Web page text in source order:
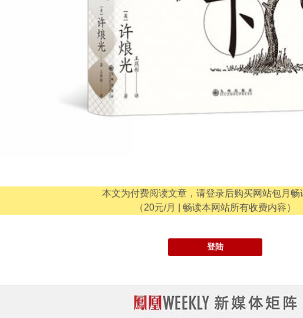
本文为付费阅读文章，请登录后购买网站包月畅
（20元/月 | 畅读本网站所有收费内容）
登陆